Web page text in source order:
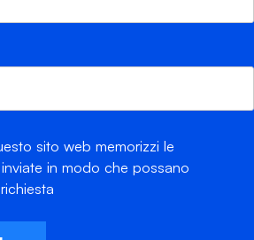
sito web memorizzi le
in modo che possano